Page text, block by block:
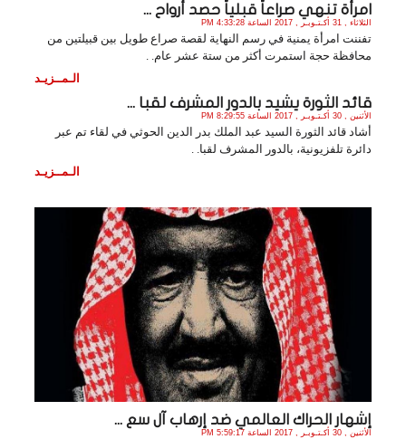
امرأة تنهي صراعاً قبلياً حصد أرواح ...
الثلاثاء , 31 أكـتـوبـر , 2017 الساعة 4:33:28 PM
تفننت امرأة يمنية في رسم النهاية لقصة صراع طويل بين قبيلتين من
محافظة حجة استمرت أكثر من ستة عشر عام. .
الـمــزيـد
قائد الثورة يشيد بالدور المشرف لقبا ...
الأثنين , 30 أكـتـوبـر , 2017 الساعة 8:29:55 PM
أشاد قائد الثورة السيد عبد الملك بدر الدين الحوثي في لقاء تم عبر
دائرة تلفزيونية، بالدور المشرف لقبا. .
الـمــزيـد
إشهار الحراك العالمي ضد إرهاب آل سع ...
الأثنين , 30 أكـتـوبـر , 2017 الساعة 5:59:17 PM